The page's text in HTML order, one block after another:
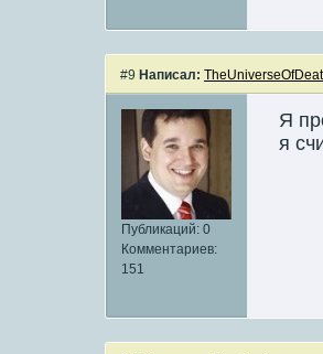
#9 Написал:
Публикаций: 0
Комментариев:
151
Я
я